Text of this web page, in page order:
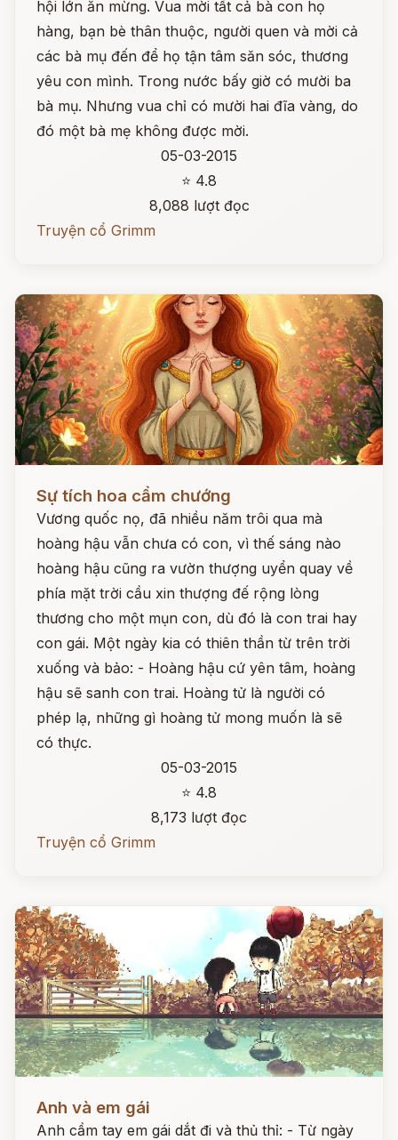
hội lớn ăn mừng. Vua mời tất cả bà con họ
hàng, bạn bè thân thuộc, người quen và mời cả
các bà mụ đến để họ tận tâm săn sóc, thương
yêu con mình. Trong nước bấy giờ có mười ba
bà mụ. Nhưng vua chỉ có mười hai đĩa vàng, do
đó một bà mẹ không được mời.
05-03-2015
⭐ 4.8
8,088 lượt đọc
Truyện cổ Grimm
Sự tích hoa cẩm chướng
Vương quốc nọ, đã nhiều năm trôi qua mà
hoàng hậu vẫn chưa có con, vì thế sáng nào
hoàng hậu cũng ra vườn thượng uyển quay về
phía mặt trời cầu xin thượng đế rộng lòng
thương cho một mụn con, dù đó là con trai hay
con gái. Một ngày kia có thiên thần từ trên trời
xuống và bảo: - Hoàng hậu cứ yên tâm, hoàng
hậu sẽ sanh con trai. Hoàng tử là người có
phép lạ, những gì hoàng tử mong muốn là sẽ
có thực.
05-03-2015
⭐ 4.8
8,173 lượt đọc
Truyện cổ Grimm
Anh và em gái
Anh cầm tay em gái dắt đi và thủ thỉ: - Từ ngày